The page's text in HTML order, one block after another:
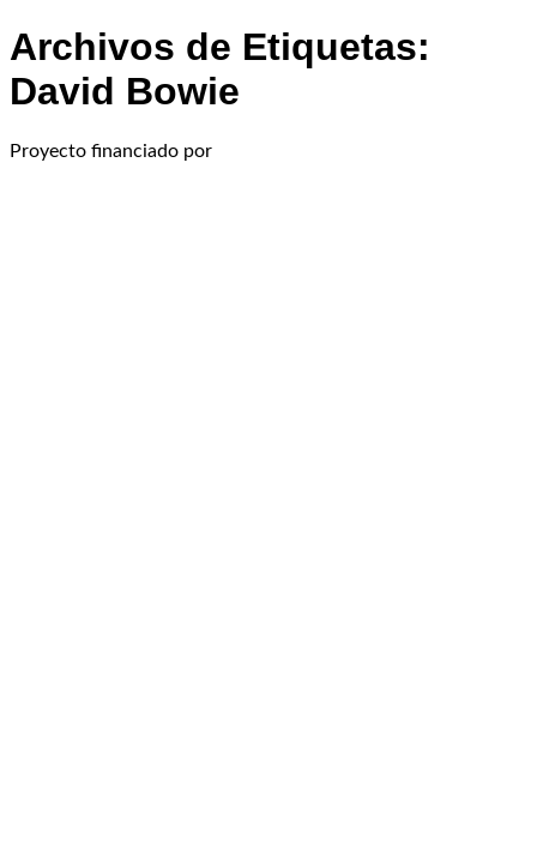
Archivos de Etiquetas:
David Bowie
Proyecto financiado por